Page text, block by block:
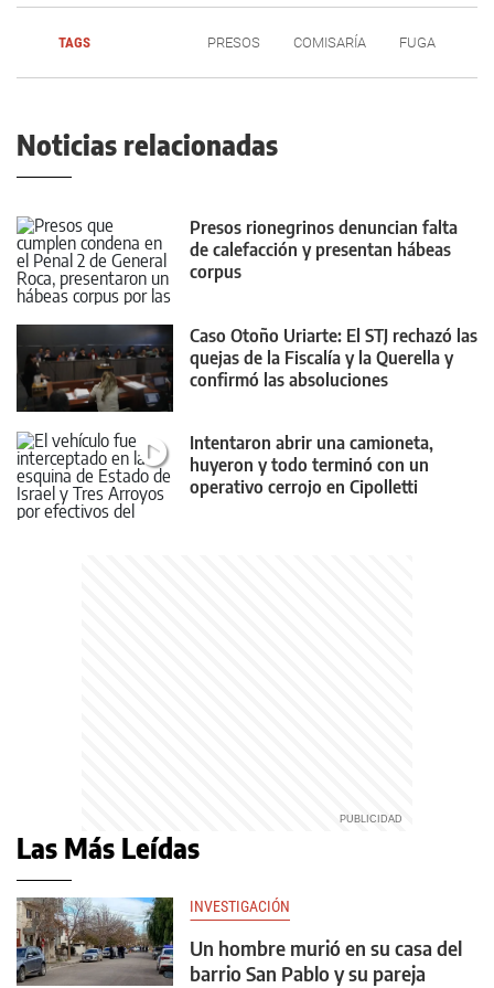
TAGS PRESOS COMISARÍA FUGA
Noticias relacionadas
Presos rionegrinos denuncian falta
de calefacción y presentan hábeas
corpus
Caso Otoño Uriarte: El STJ rechazó las
quejas de la Fiscalía y la Querella y
confirmó las absoluciones
Intentaron abrir una camioneta,
huyeron y todo terminó con un
operativo cerrojo en Cipolletti
Las Más Leídas
INVESTIGACIÓN
Un hombre murió en su casa del
barrio San Pablo y su pareja